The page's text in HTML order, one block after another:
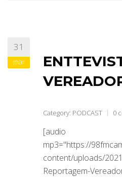
31
mar
Category: PODCAST 0
[audio
mp3="https://
content/uploads/
Reportagem-